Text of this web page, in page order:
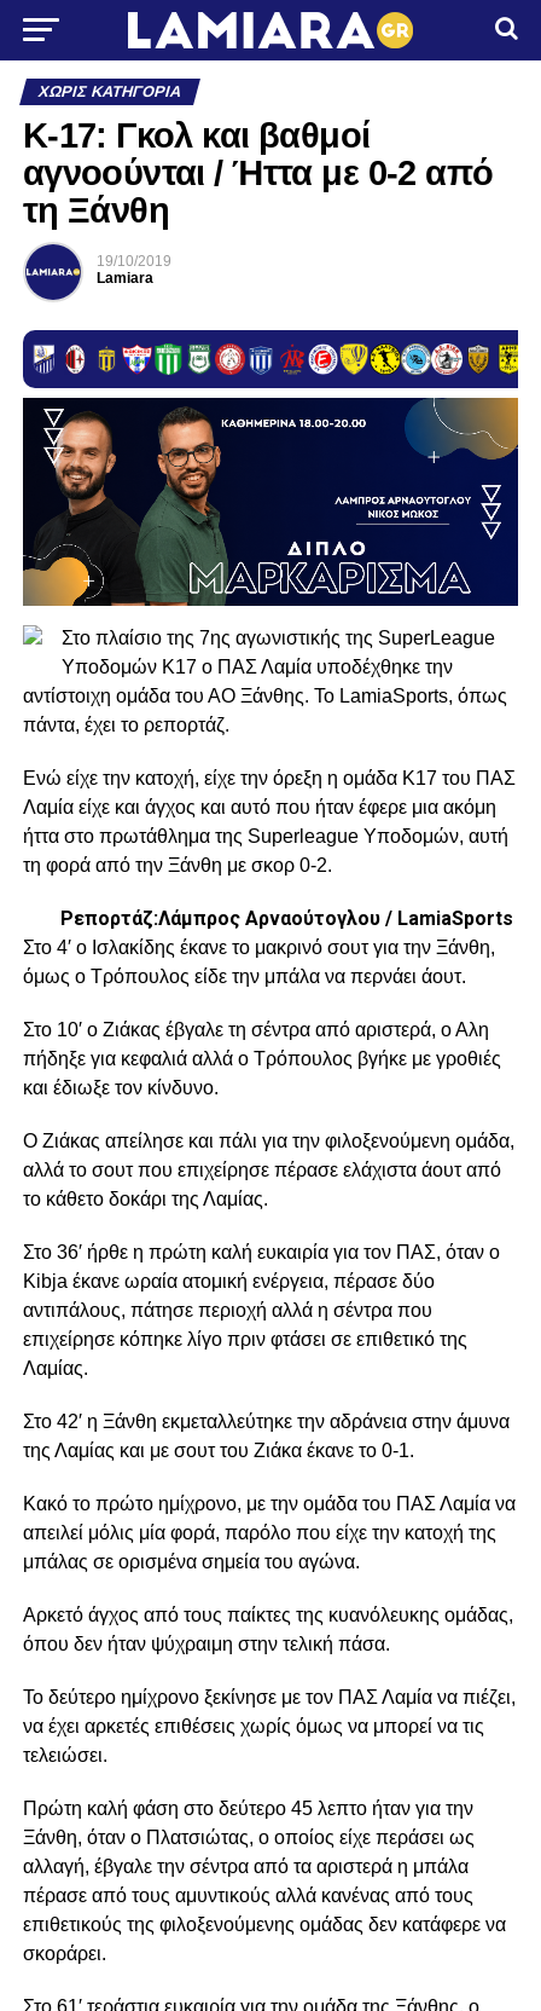
ΧΩΡΊΣ ΚΑΤΗΓΟΡΊΑ
Κ-17: Γκολ και βαθμοί
αγνοούνται / Ήττα με 0-2 από
τη Ξάνθη
19/10/2019
Lamiara
Στο πλαίσιο της 7ης αγωνιστικής της SuperLeague
Υποδομών Κ17 ο ΠΑΣ Λαμία υποδέχθηκε την
αντίστοιχη ομάδα του ΑΟ Ξάνθης. Το LamiaSports, όπως
πάντα, έχει το ρεπορτάζ.
Ενώ είχε την κατοχή, είχε την όρεξη η ομάδα Κ17 του ΠΑΣ
Λαμία είχε και άγχος και αυτό που ήταν έφερε μια ακόμη
ήττα στο πρωτάθλημα της Superleague Υποδομών, αυτή
τη φορά από την Ξάνθη με σκορ 0-2.
Ρεπορτάζ:Λάμπρος Αρναούτογλου / LamiaSports
Στο 4′ ο Ισλακίδης έκανε το μακρινό σουτ για την Ξάνθη,
όμως ο Τρόπουλος είδε την μπάλα να περνάει άουτ.
Στο 10′ ο Ζιάκας έβγαλε τη σέντρα από αριστερά, ο Αλη
πήδηξε για κεφαλιά αλλά ο Τρόπουλος βγήκε με γροθιές
και έδιωξε τον κίνδυνο.
Ο Ζιάκας απείλησε και πάλι για την φιλοξενούμενη ομάδα,
αλλά το σουτ που επιχείρησε πέρασε ελάχιστα άουτ από
το κάθετο δοκάρι της Λαμίας.
Στο 36′ ήρθε η πρώτη καλή ευκαιρία για τον ΠΑΣ, όταν ο
Kibja έκανε ωραία ατομική ενέργεια, πέρασε δύο
αντιπάλους, πάτησε περιοχή αλλά η σέντρα που
επιχείρησε κόπηκε λίγο πριν φτάσει σε επιθετικό της
Λαμίας.
Στο 42′ η Ξάνθη εκμεταλλεύτηκε την αδράνεια στην άμυνα
της Λαμίας και με σουτ του Ζιάκα έκανε το 0-1.
Κακό το πρώτο ημίχρονο, με την ομάδα του ΠΑΣ Λαμία να
απειλεί μόλις μία φορά, παρόλο που είχε την κατοχή της
μπάλας σε ορισμένα σημεία του αγώνα.
Αρκετό άγχος από τους παίκτες της κυανόλευκης ομάδας,
όπου δεν ήταν ψύχραιμη στην τελική πάσα.
Το δεύτερο ημίχρονο ξεκίνησε με τον ΠΑΣ Λαμία να πιέζει,
να έχει αρκετές επιθέσεις χωρίς όμως να μπορεί να τις
τελειώσει.
Πρώτη καλή φάση στο δεύτερο 45 λεπτο ήταν για την
Ξάνθη, όταν ο Πλατσιώτας, ο οποίος είχε περάσει ως
αλλαγή, έβγαλε την σέντρα από τα αριστερά η μπάλα
πέρασε από τους αμυντικούς αλλά κανένας από τους
επιθετικούς της φιλοξενούμενης ομάδας δεν κατάφερε να
σκοράρει.